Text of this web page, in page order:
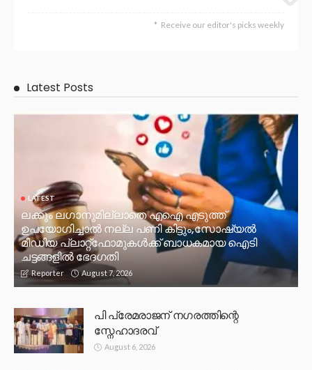
Receive our editor's picks weekly
Latest Posts
LATEST
ലക്കും ലഗാനുമില്ലാതെ എഐ എടുത്ത്
ഉപയോഗിച്ചാല്‍ നല്ല പണി കിട്ടും,സോഷ്യല്‍
മീഡിയ പ്ലാറ്റ്‌ഫോമുകള്‍ക്ക് ബാധകമായ ഐടി
ചട്ടങ്ങളില്‍ ഭേദഗതി
Reporter August 7, 2026
പി പ്രേമരാജന് നഗരത്തിന്റെ
സ്നേഹാദരവ്
August 6, 2026